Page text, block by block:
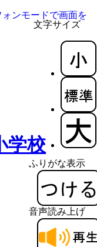
文字サイズ
ふりがな表示
音声読み上げ
ォンモードで画面を
学校